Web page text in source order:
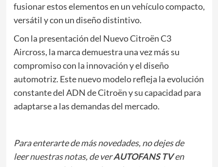
fusionar estos elementos en un vehículo compacto,
versátil y con un diseño distintivo.
Con la presentación del Nuevo Citroën C3
Aircross, la marca demuestra una vez más su
compromiso con la innovación y el diseño
automotriz. Este nuevo modelo refleja la evolución
constante del ADN de Citroën y su capacidad para
adaptarse a las demandas del mercado.
Para enterarte de más novedades, no dejes de
leernuestras notas, de ver AUTOFANS TVen